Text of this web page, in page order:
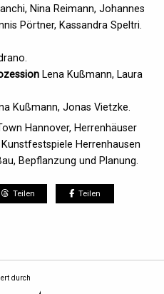
Nina Reimann, Johannes
Pörtner, Kassandra Speltri.
Lena Kußmann, Laura
Kußmann, Jonas Vietzke.
Hannover, Herrenhäuser
Herrenhausen
Bepflanzung und Planung.
Teilen Teilen
durch